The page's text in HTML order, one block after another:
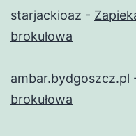
starjackioaz -
brokułowa
ambar.bydgoszcz.pl
brokułowa